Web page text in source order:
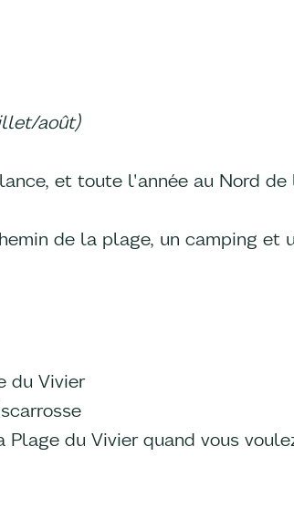
août)
et toute l'année au Nord
de la plage, un camping et
du Vivier
du Vivier quand vous